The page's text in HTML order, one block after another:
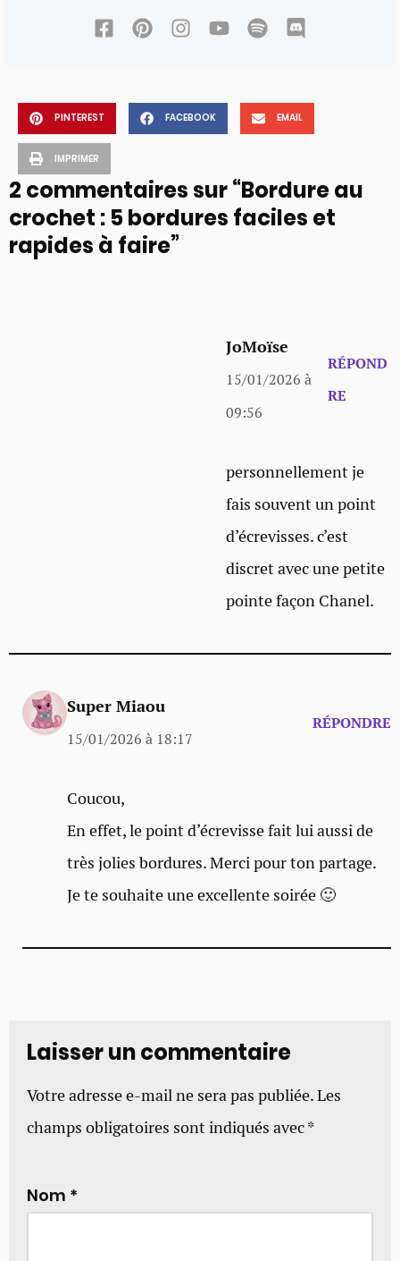
PINTEREST FACEBOOK EMAIL
IMPRIMER
2 commentaires sur “Bordure au
crochet : 5 bordures faciles et
rapides à faire”
JoMoïse
15/01/2026 à
09:56
RÉPOND
RE
personnellement je
fais souvent un point
d’écrevisses. c’est
discret avec une petite
pointe façon Chanel.
Super Miaou
15/01/2026 à 18:17
RÉPONDRE
Coucou,
En effet, le point d’écrevisse fait lui aussi de
très jolies bordures. Merci pour ton partage.
Je te souhaite une excellente soirée 🙂
Laisser un commentaire
Votre adresse e-mail ne sera pas publiée.Les
champs obligatoires sont indiqués avec*
Nom *